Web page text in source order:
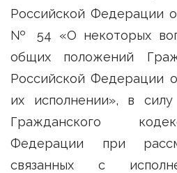
Российской Федерации
№ 54 «О некоторых
общих положений
Российской Федерации
их исполнении», в
Гражданского
Федерации при
связанных с